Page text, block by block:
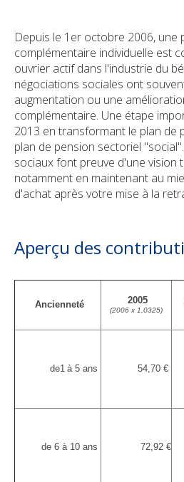
Vos finances
Check-up Assurances
Dirigeant d'entreprise
Vos chantiers
Vos finances
Check-up Assurances
Qui sommes-nous
Contact
Newsroom
Depuis le 1er octobre 2006, une
complémentaire individuelle est
ouvrier actif dans l'industrie du
négociations sociales ont
augmentation ou une
complémentaire. Une étape
2013 en transformant le plan de
plan de pension sectoriel
sociaux font preuve d'une vision
notamment en maintenant au
d'achat après votre mise à la
Aperçu des
Ancienneté 2005
(2006 x 1,0325)
de1 à 5 ans 54,70 €
de 6 à 10 ans 72,92 €